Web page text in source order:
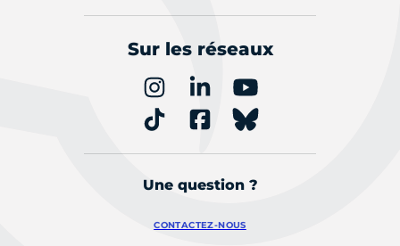
Sur les réseaux
Une question ?
CONTACTEZ-NOUS